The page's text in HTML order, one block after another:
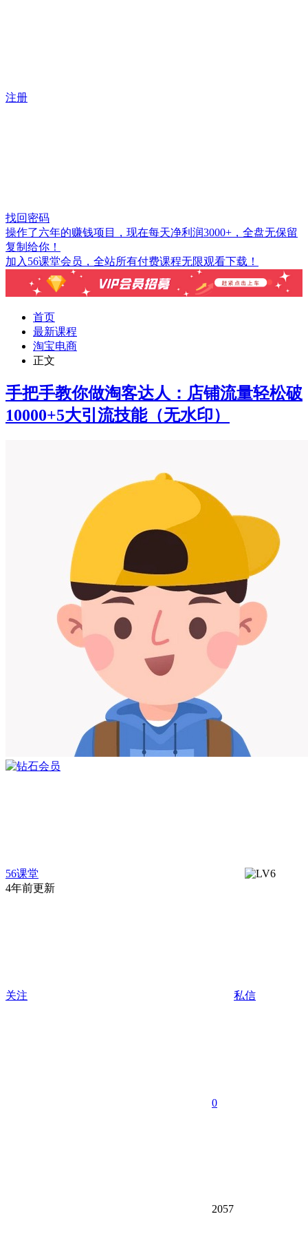
注册
找回密码
操作了六年的赚钱项目，现在每天净利润3000+，全盘无保留
复制给你！
加入56课堂会员，全站所有付费课程无限观看下载！
首页
最新课程
淘宝电商
正文
手把手教你做淘客达人：店铺流量轻松破
10000+5大引流技能（无水印）
56课堂
4年前更新
关注 私信
0
2057